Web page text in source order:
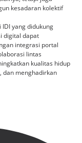
kesadaran kolektif
yang didukung
digital dapat
integrasi portal
lintas
kualitas hidup
dan menghadirkan